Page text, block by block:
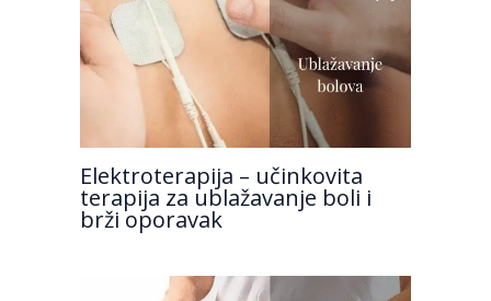
Elektroterapija – učinkovita
terapija za ublažavanje boli i
brži oporavak